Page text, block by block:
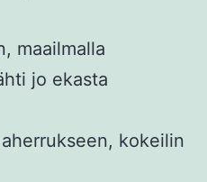
maailmalla
jo ekasta
kokeilin